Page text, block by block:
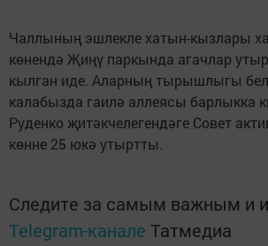
Чаллының эшлекле хатын-кызлары
көнендә Җиңү паркында агачлар
кылган иде. Аларның тырышлыгы
калабызда гаилә аллеясы барлыкка
Руденко җитәкчелегендәге Совет
көнне 25 юкә утыртты.
Следите за самым важным и
Telegram-канале Татмедиа